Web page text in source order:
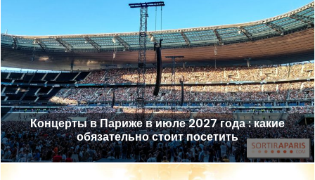
Концерты в Париже в июле 2027 года : какие
обязательно стоит посетить